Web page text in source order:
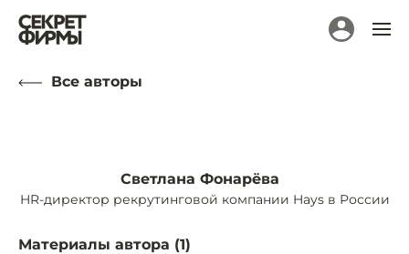
Все авторы
Светлана Фонарёва
HR-директор рекрутинговой компании Hays в России
Материалы автора (1)